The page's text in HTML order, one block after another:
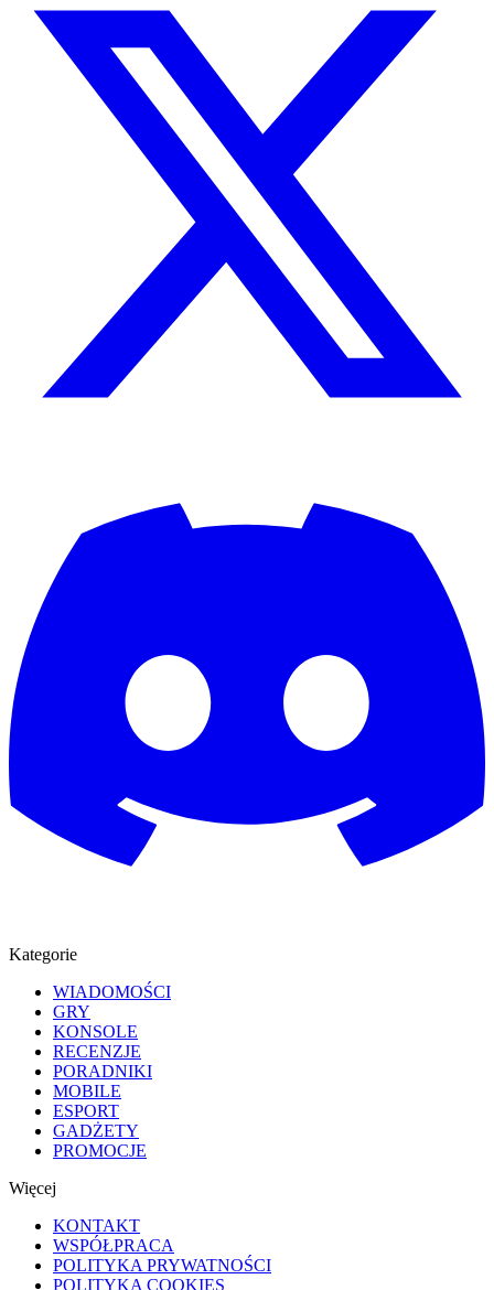
Kategorie
WIADOMOŚCI
GRY
KONSOLE
RECENZJE
PORADNIKI
MOBILE
ESPORT
GADŻETY
PROMOCJE
Więcej
KONTAKT
WSPÓŁPRACA
POLITYKA PRYWATNOŚCI
POLITYKA COOKIES